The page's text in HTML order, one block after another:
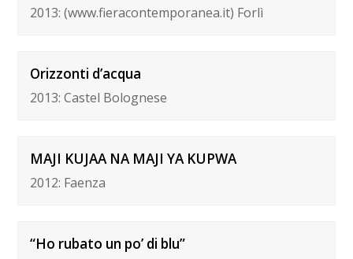
2013: (www.fieracontemporanea.it) Forlì
Orizzonti d’acqua
2013: Castel Bolognese
MAJI KUJAA NA MAJI YA KUPWA
2012: Faenza
“Ho rubato un po’ di blu”